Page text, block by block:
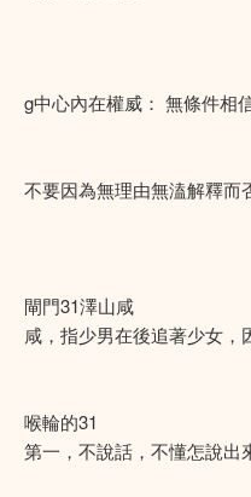
g中心內在權威： 無條件相
不要因為無理由無溘解釋而
閘門31澤山咸
咸，指少男在後追著少女，
喉輪的31
第一，不說話，不懂怎說出